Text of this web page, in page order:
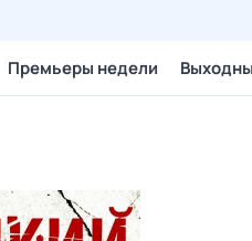
Премьеры недели